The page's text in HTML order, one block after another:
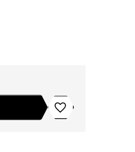
Toevoegen aan verlanglijstje